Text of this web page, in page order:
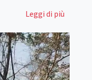
Leggi di più